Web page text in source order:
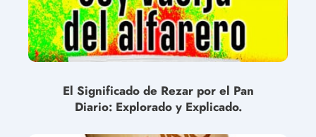
El Significado de Rezar por el Pan
Diario: Explorado y Explicado.